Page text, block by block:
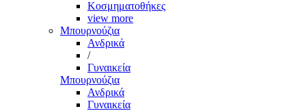
Κοσμηματοθήκες
view more
Μπουρνούζια
Ανδρικά
/
Γυναικεία
Μπουρνούζια
Ανδρικά
Γυναικεία